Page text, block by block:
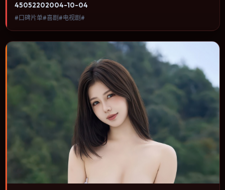
人物选择与情节推进，节奏与视听语言统一，可作为休闲观影或类型
片补片的选择。
45052202004-10-04
#口碑片单#喜剧#电视剧#